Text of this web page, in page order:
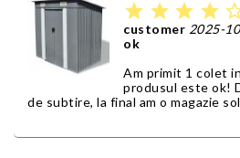
star star star star
customer 2025-
ok
Am primit 1 colet
produsul este ok!
de subtire, la final am o magazie